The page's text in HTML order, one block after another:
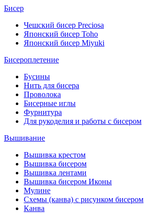
Бисер
Чешский бисер Preciosa
Японский бисер Toho
Японский бисер Miyuki
Бисероплетение
Бусины
Нить для бисера
Проволока
Бисерные иглы
Фурнитура
Для рукоделия и работы с бисером
Вышивание
Вышивка крестом
Вышивка бисером
Вышивка лентами
Вышивка бисером Иконы
Мулине
Схемы (канва) с рисунком бисером
Канва